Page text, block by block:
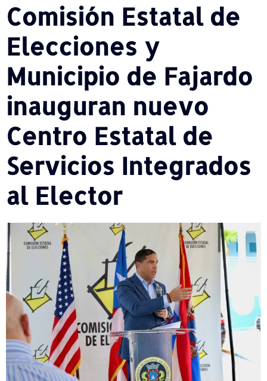
Comisión Estatal de
Elecciones y
Municipio de Fajardo
inauguran nuevo
Centro Estatal de
Servicios Integrados
al Elector